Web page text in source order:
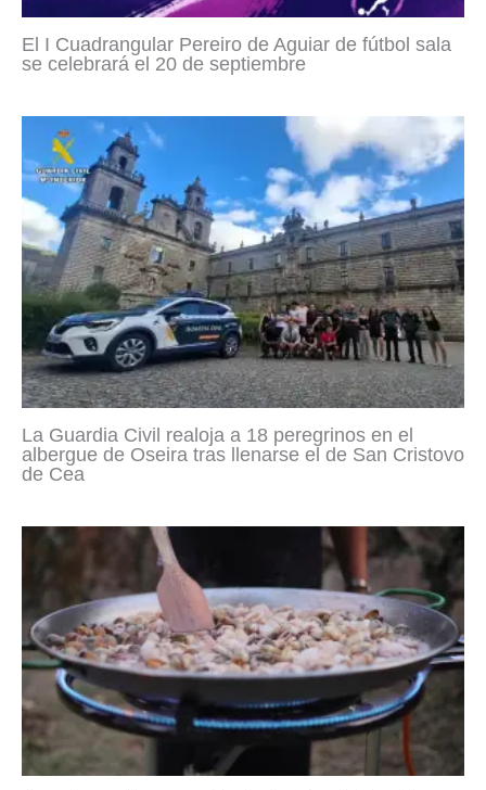
El I Cuadrangular Pereiro de Aguiar de fútbol sala
se celebrará el 20 de septiembre
La Guardia Civil realoja a 18 peregrinos en el
albergue de Oseira tras llenarse el de San Cristovo
de Cea